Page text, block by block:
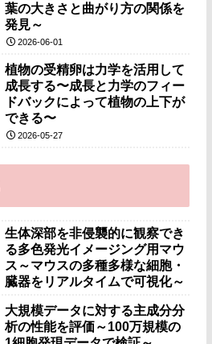
葉の大きさと曲がり方の関係を
発見～
2026-06-01
植物の受精卵は力学を活用して
成長する〜成長と力学のフィー
ドバックによって植物の上下が
できる〜
2026-05-27
生体深部を非侵襲的に観察でき
る多色発光イメージング用マウ
ス～マウスの多種多様な細胞・
臓器をリアルタイムで可視化～
大規模データに対する主成分分
析の性能を評価～100万規模の